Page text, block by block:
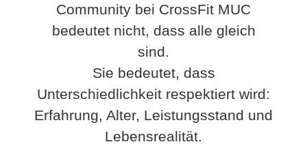
Community bei CrossFit MUC
bedeutet nicht, dass alle gleich
sind.
Sie bedeutet, dass
Unterschiedlichkeit respektiert wird:
Erfahrung, Alter, Leistungsstand und
Lebensrealität.